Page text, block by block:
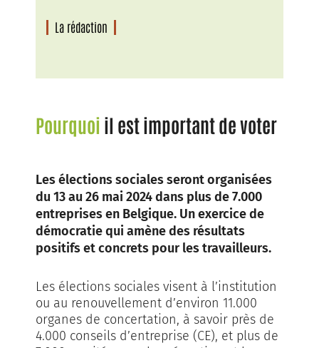
La rédaction
Pourquoi il est important de voter
Les élections sociales seront organisées
du 13 au 26 mai 2024 dans plus de 7.000
entreprises en Belgique. Un exercice de
démocratie qui amène des résultats
positifs et concrets pour les travailleurs.
Les élections sociales visent à l’institution
ou au renouvellement d’environ 11.000
organes de concertation, à savoir près de
4.000 conseils d’entreprise (CE), et plus de